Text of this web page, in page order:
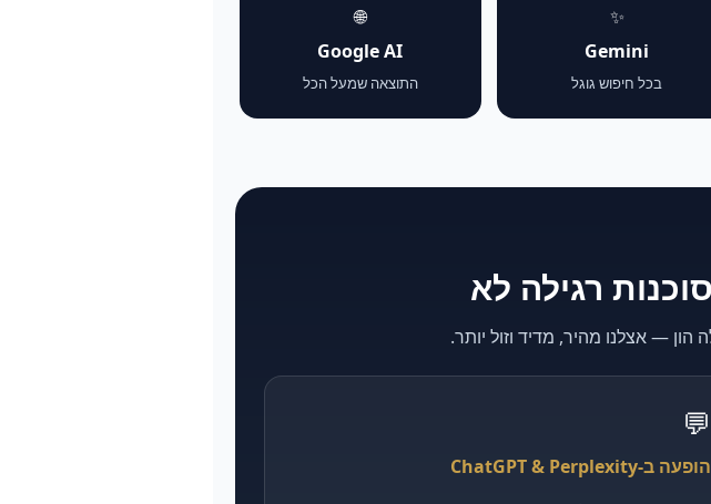
✨
Gemini
בכל חיפוש גוגל
🌐
Google AI
התוצאה שמעל הכל
💬
הופעה ב-ChatGPT & Perplexity